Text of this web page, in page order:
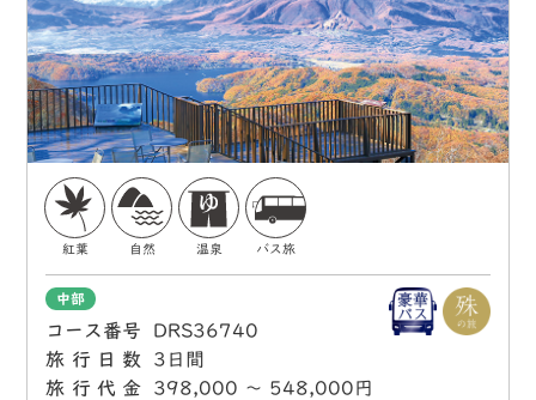
紅葉 自然 温泉 バス旅
中部
コース番号
DRS36740
旅行日数
3日間
旅行代金
398,000 〜 548,000円